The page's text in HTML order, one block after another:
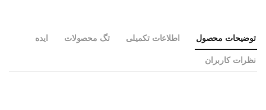
توضیحات محصول اطلاعات تکمیلی تگ محصولات ایده
نظرات کاربران